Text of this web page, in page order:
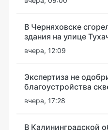
В Черняховске
здания на улице
вчера, 12:09
Экспертиза не
благоустройства
вчера, 17:28
В Калининградской